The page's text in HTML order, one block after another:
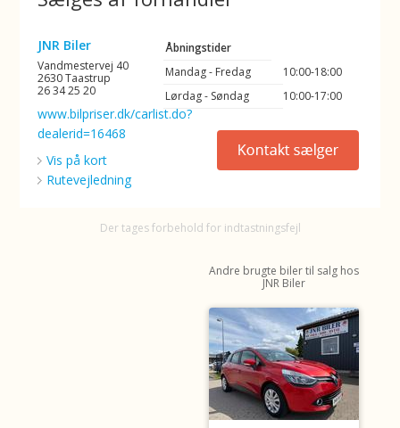
JNR Biler
Vandmestervej 40
2630 Taastrup
26 34 25 20
www.bilpriser.dk/carlist.do?
dealerid=16468
Vis på kort
Rutevejledning
Åbningstider
Mandag - Fredag
10:00-18:00
Lørdag - Søndag
10:00-17:00
Der tages forbehold for indtastningsfejl
Andre brugte biler til salg hos
JNR Biler